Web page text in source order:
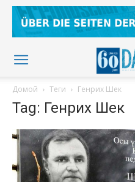
Домой Теги Генрих Шек
Tag: Генрих Шек